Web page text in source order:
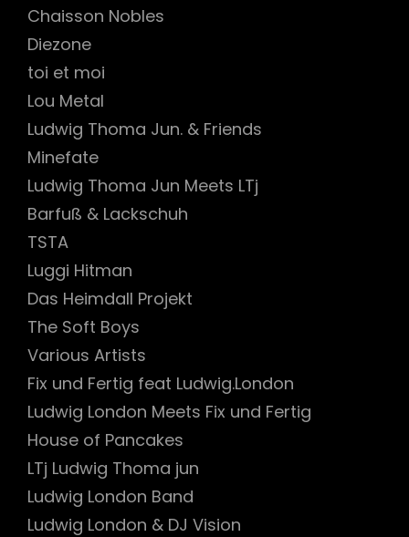
Chaisson Nobles
Diezone
toi et moi
Lou Metal
Ludwig Thoma Jun. & Friends
Minefate
Ludwig Thoma Jun Meets LTj
Barfuß & Lackschuh
TSTA
Luggi Hitman
Das Heimdall Projekt
The Soft Boys
Various Artists
Fix und Fertig feat Ludwig.London
Ludwig London Meets Fix und Fertig
House of Pancakes
LTj Ludwig Thoma jun
Ludwig London Band
Ludwig London & DJ Vision